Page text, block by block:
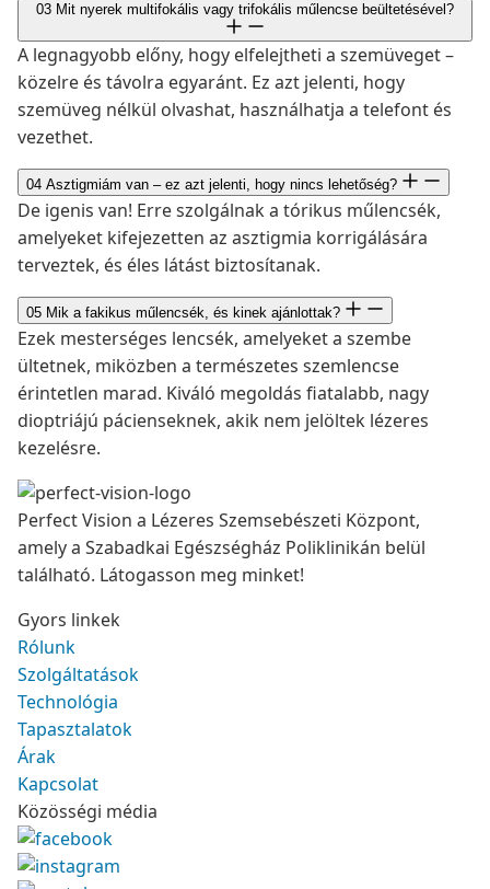
03 Mit nyerek multifokális vagy trifokális műlencse beültetésével?
A legnagyobb előny, hogy elfelejtheti a szemüveget –
közelre és távolra egyaránt. Ez azt jelenti, hogy
szemüveg nélkül olvashat, használhatja a telefont és
vezethet.
04 Asztigmiám van – ez azt jelenti, hogy nincs lehetőség?
De igenis van! Erre szolgálnak a tórikus műlencsék,
amelyeket kifejezetten az asztigmia korrigálására
terveztek, és éles látást biztosítanak.
05 Mik a fakikus műlencsék, és kinek ajánlottak?
Ezek mesterséges lencsék, amelyeket a szembe
ültetnek, miközben a természetes szemlencse
érintetlen marad. Kiváló megoldás fiatalabb, nagy
dioptriájú pácienseknek, akik nem jelöltek lézeres
kezelésre.
Perfect Vision a Lézeres Szemsebészeti Központ,
amely a Szabadkai Egészségház Poliklinikán belül
található. Látogasson meg minket!
Gyors linkek
Rólunk
Szolgáltatások
Technológia
Tapasztalatok
Árak
Kapcsolat
Közösségi média